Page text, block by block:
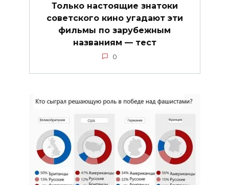
Только настоящие знатоки
советского кино угадают эти
фильмы по зарубежным
названиям — тест
0